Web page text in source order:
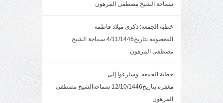
سماحة الشيخ مصطفى المرهون
خطبة الجمعة: ذكرى ميلاد فاطمة
المعصومه.بتاريخ4/11/1446 سماحة الشيخ
مصطفى المرهون
خطبة الجمعه: وسارعوا إلى
مغفره.بتاريخ12/10/1446 سماحةالشيخ مصطفى
المرهون